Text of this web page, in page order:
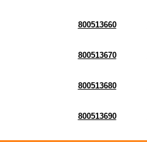
800513660
800513670
800513680
800513690